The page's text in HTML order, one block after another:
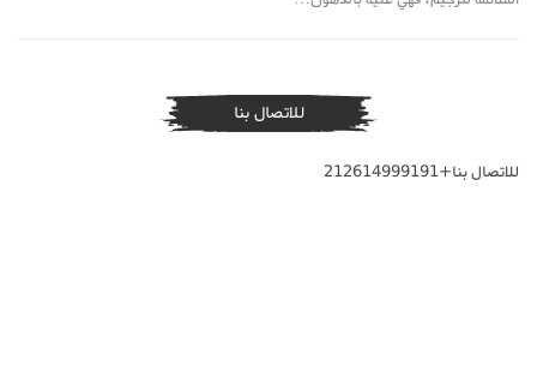
للاتصال بنا
للاتصال بنا+212614999191